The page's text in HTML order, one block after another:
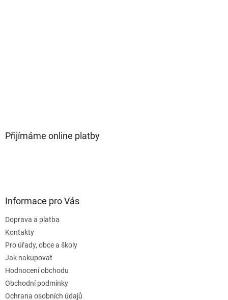
Přijímáme online platby
Informace pro Vás
Doprava a platba
Kontakty
Pro úřady, obce a školy
Jak nakupovat
Hodnocení obchodu
Obchodní podmínky
Ochrana osobních údajů